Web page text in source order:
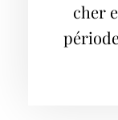
cher